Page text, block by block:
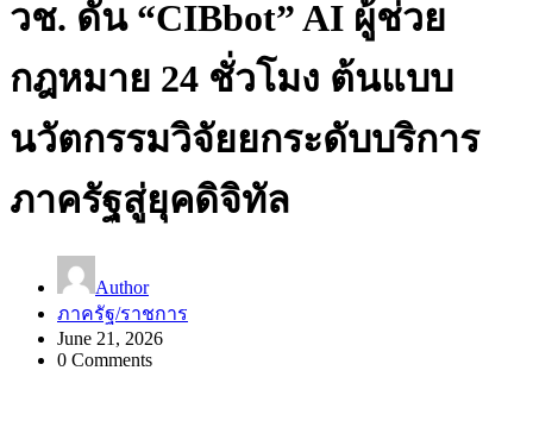
วช. ดัน “CIBbot” AI ผู้ช่วย
กฎหมาย 24 ชั่วโมง ต้นแบบ
นวัตกรรมวิจัยยกระดับบริการ
ภาครัฐสู่ยุคดิจิทัล
Author
ภาครัฐ/ราชการ
June 21, 2026
0 Comments